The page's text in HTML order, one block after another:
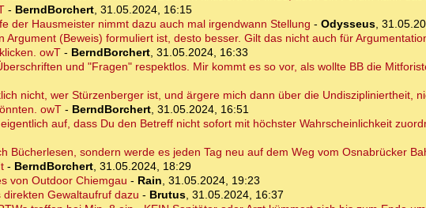
- BerndBorchert, 31.05.2024, 16:15
der Hausmeister nimmt dazu auch mal irgendwann Stellung - Odysseus,
Argument (Beweis) formuliert ist, desto besser. Gilt das nicht auch für
owT - BerndBorchert, 31.05.2024, 16:33
und "Fragen" respektlos. Mir kommt es so vor, als wollte BB die
nicht, wer Stürzenberger ist, und ärgere mich dann über die Undiszipliniertheit,
owT - BerndBorchert, 31.05.2024, 16:51
auf, dass Du den Betreff nicht sofort mit höchster Wahrscheinlichkeit
Bücherlesen, sondern werde es jeden Tag neu auf dem Weg vom Osnabrücker
- BerndBorchert, 31.05.2024, 18:29
von Outdoor Chiemgau - Rain, 31.05.2024, 19:23
Gewaltaufruf dazu - Brutus, 31.05.2024, 16:37